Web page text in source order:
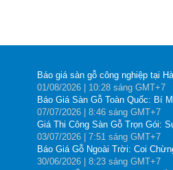
Báo giá sàn gỗ công nghiệp tại
01/08/2026 | 10:28 sáng GMT+7
Báo Giá Sàn Gỗ Toàn Quốc: Bí
07/07/2026 | 8:46 sáng GMT+7
Giá Thi Công Sàn Gỗ Trọn Gói:
03/07/2026 | 7:51 sáng GMT+7
Báo Giá Gỗ Ngoài Trời: Coi
30/06/2026 | 8:23 sáng GMT+7